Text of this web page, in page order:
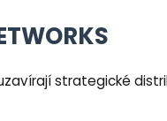
strategické